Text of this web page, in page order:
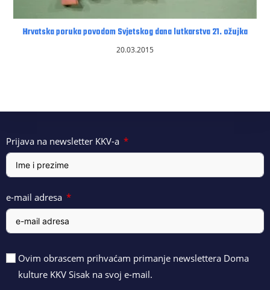
Hrvatska poruka povodom Svjetskog dana lutkarstva 21. ožujka
20.03.2015
Prijava na newsletter KKV-a
e-mail adresa
Ovim obrascem prihvaćam primanje newslettera Doma
kulture KKV Sisak na svoj e-mail.